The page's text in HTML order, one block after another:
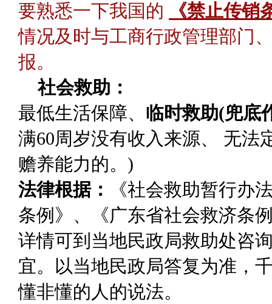
要熟悉一下我国的
《禁止传销
情况及时与工商行政管理部门
报。
社会救助：
最低生活保障、 临时救助(兜底
满60周岁没有收入来源、 无法
赡养能力的。)
法律根据：
《社会救助暂行办
条例》、《广东省社会救济条
详情可到当地民政局救助处咨
宜。以当地民政局答复为准，
懂非懂的人的说法。